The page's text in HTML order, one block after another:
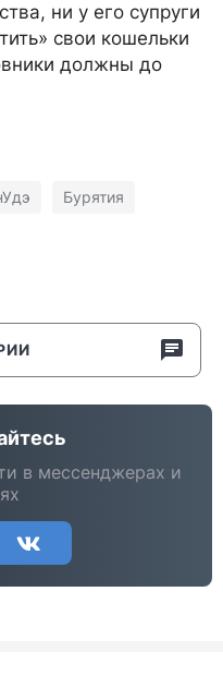
ни у его супруги
свои кошельки
должны до
Бурятия
в мессенджерах и